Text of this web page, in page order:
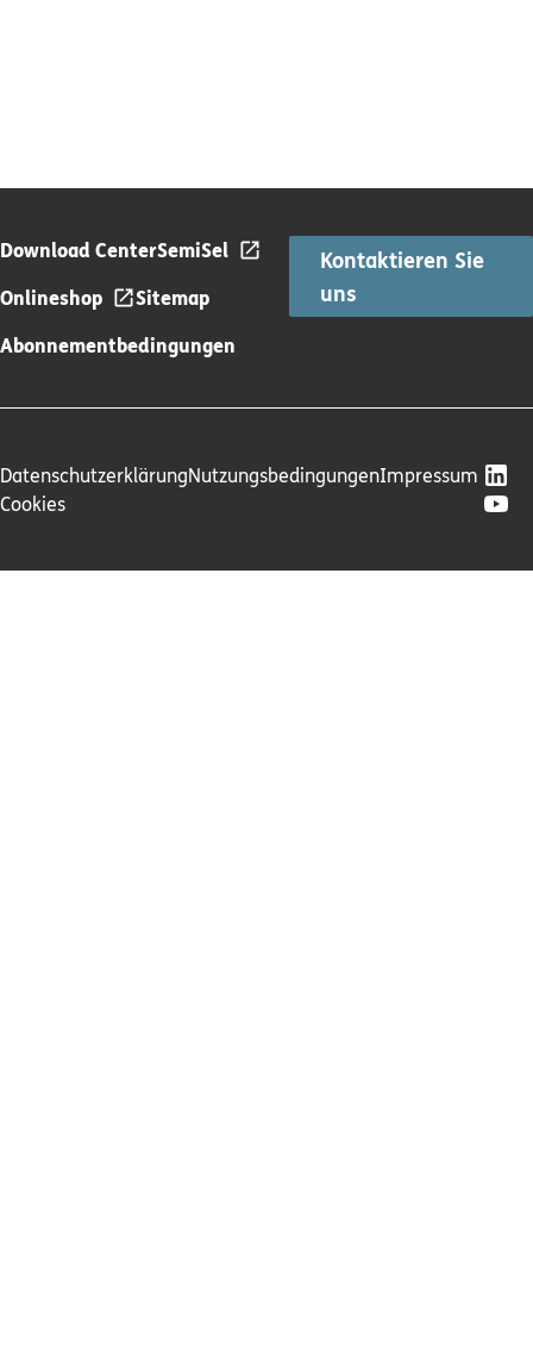
Download CenterSemiSel
Onlineshop
Sitemap
Abonnementbedingungen
Kontaktieren Sie
uns
DatenschutzerklärungNutzungsbedingungenImpressum
Cookies